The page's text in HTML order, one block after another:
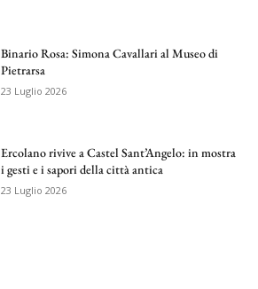
Binario Rosa: Simona Cavallari al Museo di
Pietrarsa
23 Luglio 2026
Ercolano rivive a Castel Sant’Angelo: in mostra
i gesti e i sapori della città antica
23 Luglio 2026